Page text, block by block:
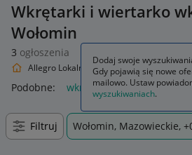
Wkrętarki i wiertarko
Wołomin
3 ogłoszenia
Allegro Lokalnie Dom i Ogród
Podobne: wkrętarki bity do
Filtruj Wołomin, Mazowieckie,
Dodaj swoje
Gdy pojawią się nowe
mailowo. Ustaw
wyszukiwaniach.